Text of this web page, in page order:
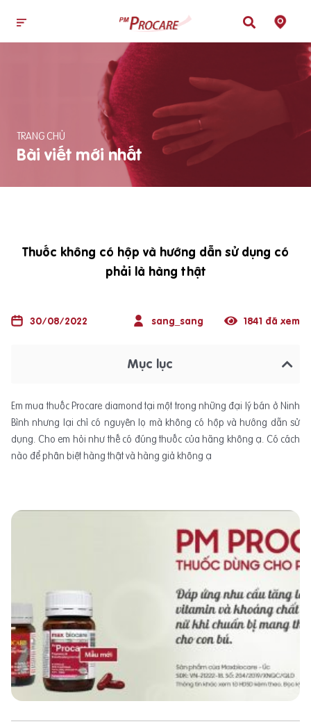
TRANG CHỦ
Bài viết mới nhất
Thuốc không có hộp và hướng dẫn sử dụng có
phải là hàng thật
30/08/2022 sang_sang 1841 đã xem
Mục lục
Em mua thuốc Procare diamond tại một trong những đại lý bán ở Ninh
Bình nhưng lại chỉ có nguyên lọ mà không có hộp và hướng dẫn sử
dụng. Cho em hỏi như thế có đúng thuốc của hãng không ạ. Có cách
nào để phân biệt hàng thật và hàng giả không ạ